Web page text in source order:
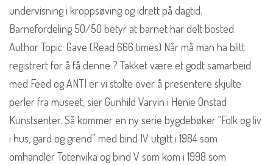
undervisning i kroppsøving og idrett på dagtid.
Barnefordeling 50/50 betyr at barnet har delt bosted.
Author Topic: Gave (Read 666 times) Når må man ha blitt
registrert for å få denne ? Takket være et godt samarbeid
med Feed og ANTI er vi stolte over å presentere skjulte
perler fra museet, sier Gunhild Varvin i Henie Onstad
Kunstsenter. Så kommer en ny serie bygdebøker “Folk og liv
i hus, gard og grend” med bind IV utgitt i 1984 som
omhandler Totenvika og bind V som kom i 1998 som